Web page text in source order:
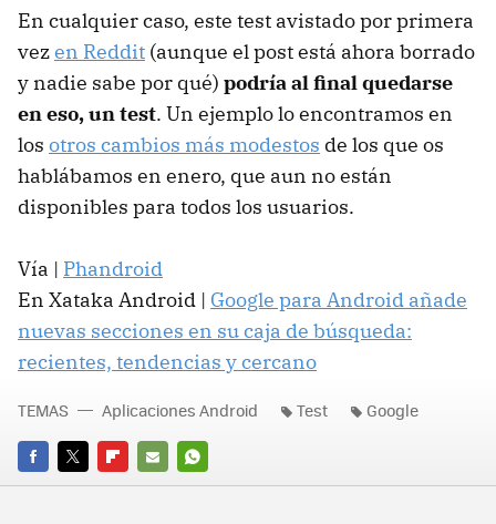
En cualquier caso, este test avistado por primera
vezen Reddit (aunque el post está ahora borrado
y nadie sabe por qué) podría al final quedarse
en eso, un test. Un ejemplo lo encontramos en
los otros cambios más modestos de los que os
hablábamos en enero, que aun no están
disponibles para todos los usuarios.
Vía | Phandroid
En Xataka Android | Google para Android añade
nuevas secciones en su caja de búsqueda:
recientes, tendencias y cercano
FACEBOOK
TWITTERFLIPBOARD
E-
WHATSAPP
TEMAS Aplicaciones Android Test Google